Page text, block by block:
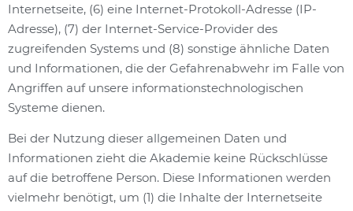
Internetseite, (6) eine Internet-Protokoll-Adresse (IP-
Adresse), (7) der Internet-Service-Provider des
zugreifenden Systems und (8) sonstige ähnliche Daten
und Informationen, die der Gefahrenabwehr im Falle von
Angriffen auf unsere informationstechnologischen
Systeme dienen.
Bei der Nutzung dieser allgemeinen Daten und
Informationen zieht die Akademie keine Rückschlüsse
auf die betroffene Person. Diese Informationen werden
vielmehr benötigt, um (1) die Inhalte der Internetseite